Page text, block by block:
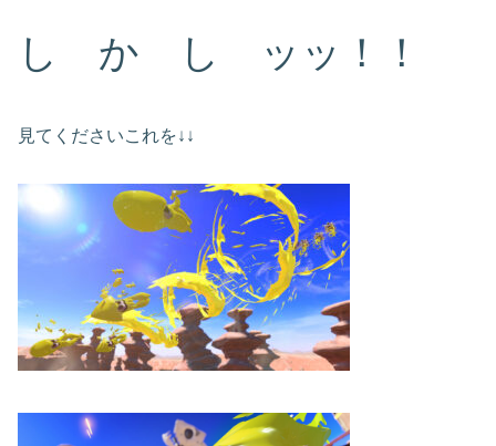
し か し ッッ！！
見てくださいこれを↓↓